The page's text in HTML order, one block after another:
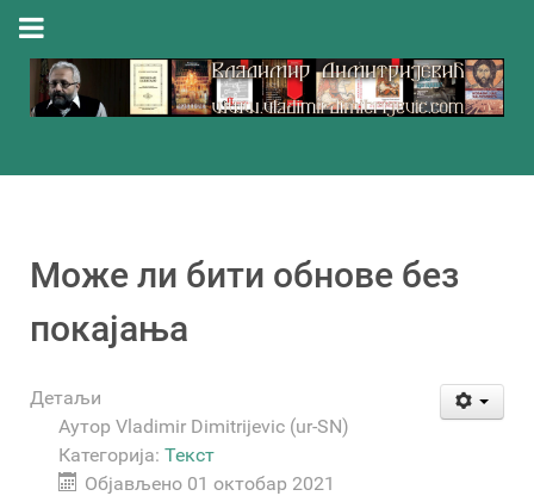
Може ли бити обнове без
покајања
Детаљи
Аутор Vladimir Dimitrijevic (ur-SN)
Категорија: Текст
Објављено 01 октобар 2021